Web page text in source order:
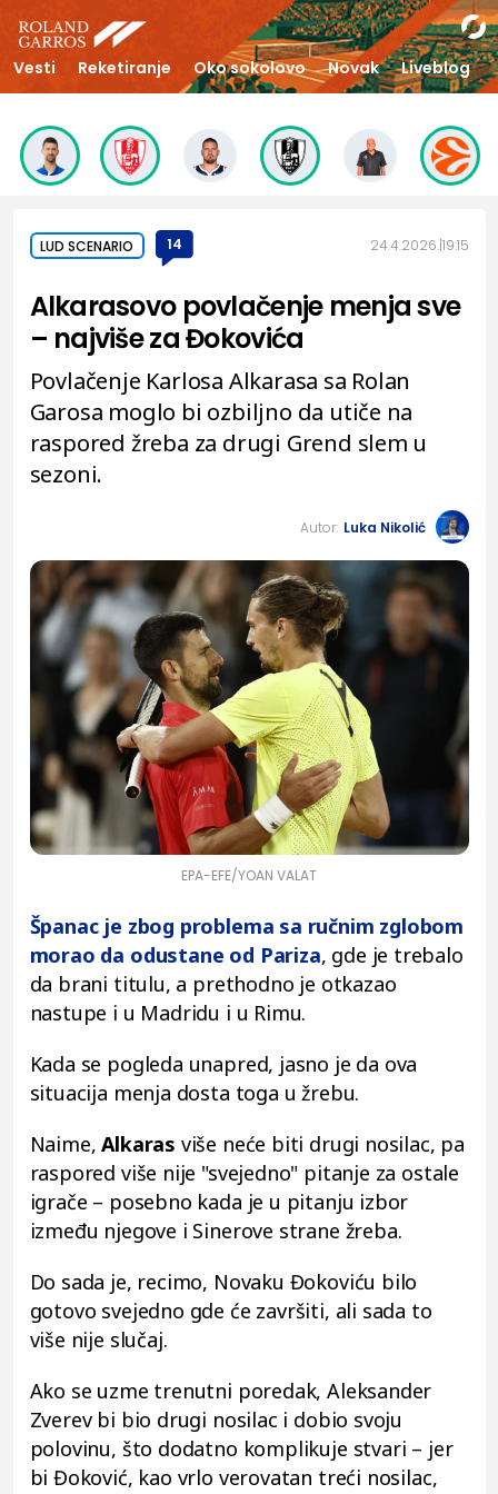
Vesti Reketiranje Oko sokolovo Novak Liveblog
LUD SCENARIO 14 24.4.2026. 19:15
Alkarasovo povlačenje menja sve
– najviše za Đokovića
Povlačenje Karlosa Alkarasa sa Rolan
Garosa moglo bi ozbiljno da utiče na
raspored žreba za drugi Grend slem u
sezoni.
Autor: Luka Nikolić
EPA-EFE/YOAN VALAT
Španac je zbog problema sa ručnim zglobom
morao da odustane od Pariza, gde je trebalo
da brani titulu, a prethodno je otkazao
nastupe i u Madridu i u Rimu.
Kada se pogleda unapred, jasno je da ova
situacija menja dosta toga u žrebu.
Naime,Alkaras više neće biti drugi nosilac, pa
raspored više nije "svejedno" pitanje za ostale
igrače – posebno kada je u pitanju izbor
između njegove i Sinerove strane žreba.
Do sada je, recimo, Novaku Đokoviću bilo
gotovo svejedno gde će završiti, ali sada to
više nije slučaj.
Ako se uzme trenutni poredak, Aleksander
Zverev bi bio drugi nosilac i dobio svoju
polovinu, što dodatno komplikuje stvari – jer
bi Đoković, kao vrlo verovatan treći nosilac,